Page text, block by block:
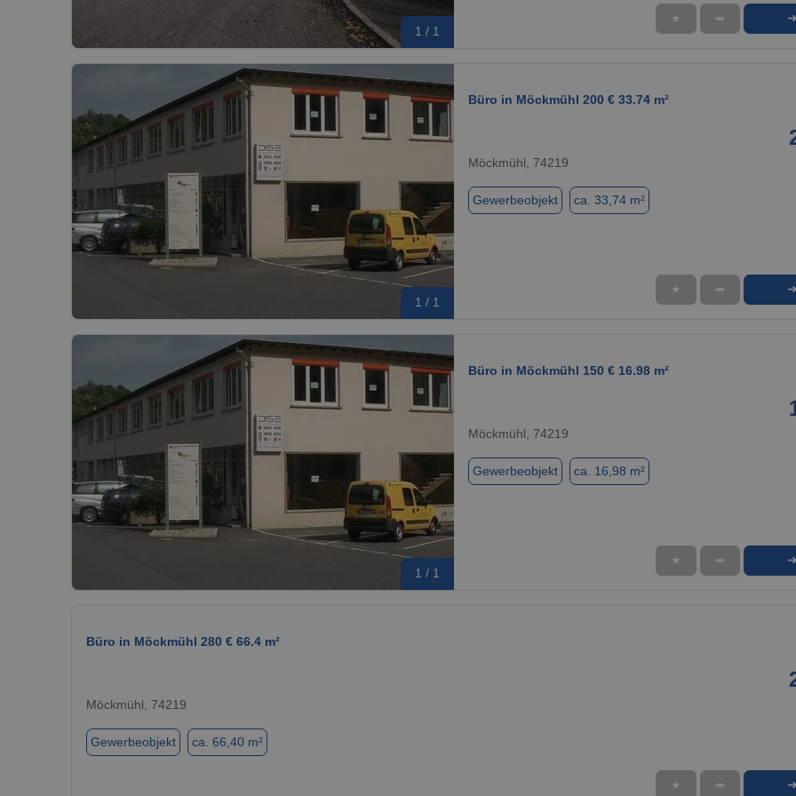
1 / 1
★ ➦ ➜
1 / 1
Büro in Möckmühl 200 € 33.74 m²
Möckmühl, 74219
Gewerbeobjekt ca. 33,74 m²
★ ➦ ➜
1 / 1
Büro in Möckmühl 150 € 16.98 m²
Möckmühl, 74219
Gewerbeobjekt ca. 16,98 m²
★ ➦ ➜
Büro in Möckmühl 280 € 66.4 m²
Möckmühl, 74219
Gewerbeobjekt ca. 66,40 m²
★ ➦ ➜